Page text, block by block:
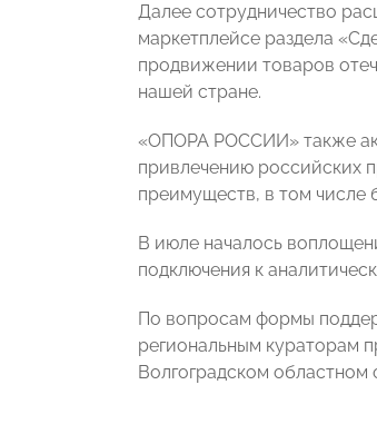
Далее сотрудничество
маркетплейсе раздела
продвижении товаров
нашей стране.
«ОПОРА РОССИИ» также
привлечению российских
преимуществ, в том числе
В июле началось
подключения к
По вопросам формы
региональным кураторам
Волгоградском